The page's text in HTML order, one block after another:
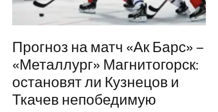
Прогноз на матч «Ак Барс» –
«Металлург» Магнитогорск:
остановят ли Кузнецов и
Ткачев непобедимую